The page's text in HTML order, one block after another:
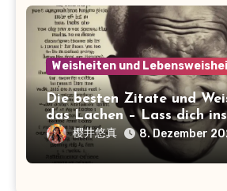
Weisheiten und
Die besten Zitate und
das Lachen – Lass dich
樱井悠真 8. Dezember